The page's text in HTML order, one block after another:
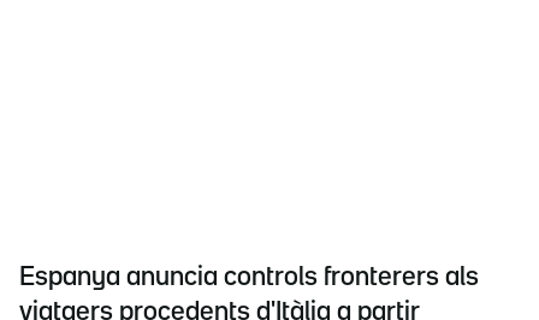
Espanya anuncia controls fronterers als
viatgers procedents d'Itàlia a partir